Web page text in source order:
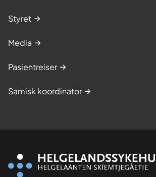
Styret
Media
Pasientreiser
Samisk koordinator